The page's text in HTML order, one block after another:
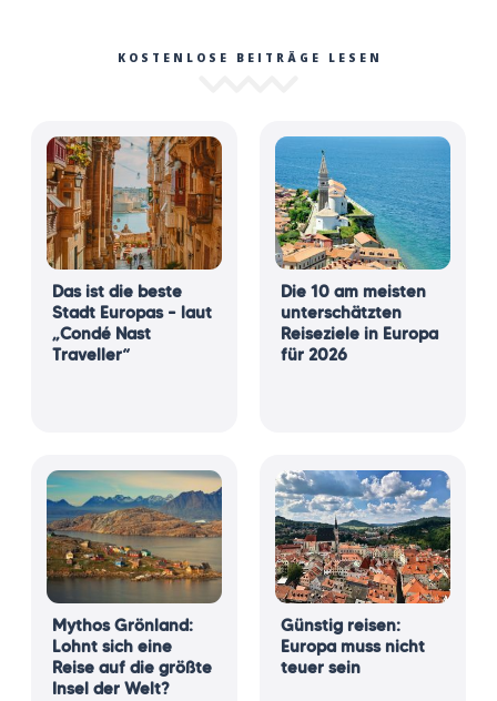
KOSTENLOSE BEITRÄGE LESEN
Das ist die beste
Stadt Europas – laut
„Condé Nast
Traveller“
Die 10 am meisten
unterschätzten
Reiseziele in Europa
für 2026
Mythos Grönland:
Lohnt sich eine
Reise auf die größte
Insel der Welt?
Günstig reisen:
Europa muss nicht
teuer sein